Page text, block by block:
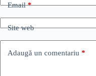
Email*
Site web
Adaugă un comentariu *